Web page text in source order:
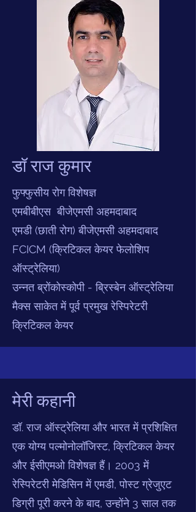
डॉ राज कुमार
फुफ्फुसीय रोग विशेषज्ञ
एमबीबीएस बीजेएमसी अहमदाबाद
एमडी (छाती रोग) बीजेएमसी अहमदाबाद
FCICM (क्रिटिकल केयर फेलोशिप
ऑस्ट्रेलिया)
उन्नत ब्रोंकोस्कोपी - ब्रिस्बेन ऑस्ट्रेलिया
मैक्स साकेत में पूर्व प्रमुख रेस्पिरेटरी
क्रिटिकल केयर
मेरी कहानी
डॉ. राज ऑस्ट्रेलिया और भारत में प्रशिक्षित
एक योग्य पल्मोनोलॉजिस्ट, क्रिटिकल केयर
और ईसीएमओ विशेषज्ञ हैं। 2003 में
रेस्पिरेटरी मेडिसिन में एमडी, पोस्ट ग्रेजुएट
डिग्री पूरी करने के बाद, उन्होंने 3 साल तक